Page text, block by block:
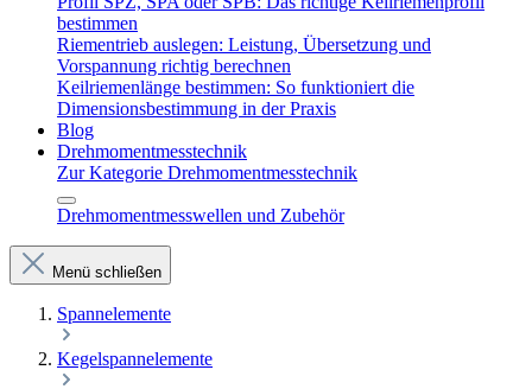
bestimmen
Riementrieb auslegen: Leistung, Übersetzung und
Vorspannung richtig berechnen
Keilriemenlänge bestimmen: So funktioniert die
Dimensionsbestimmung in der Praxis
Blog
Drehmomentmesstechnik
Zur Kategorie Drehmomentmesstechnik
Drehmomentmesswellen und Zubehör
Menü schließen
Spannelemente
Kegelspannelemente